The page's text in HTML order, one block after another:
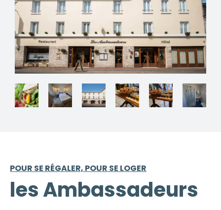
POUR SE RÉGALER, POUR SE LOGER
les Ambassadeurs